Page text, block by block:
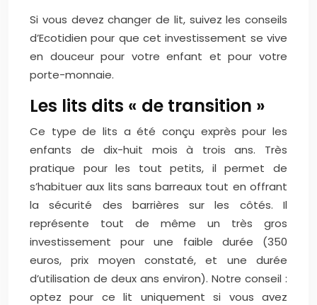
Si vous devez changer de lit, suivez les conseils
d’Ecotidien pour que cet investissement se vive
en douceur pour votre enfant et pour votre
porte-monnaie.
Les lits dits « de transition »
Ce type de lits a été conçu exprès pour les
enfants de dix-huit mois à trois ans. Très
pratique pour les tout petits, il permet de
s’habituer aux lits sans barreaux tout en offrant
la sécurité des barrières sur les côtés. Il
représente tout de même un très gros
investissement pour une faible durée (350
euros, prix moyen constaté, et une durée
d’utilisation de deux ans environ). Notre conseil :
optez pour ce lit uniquement si vous avez